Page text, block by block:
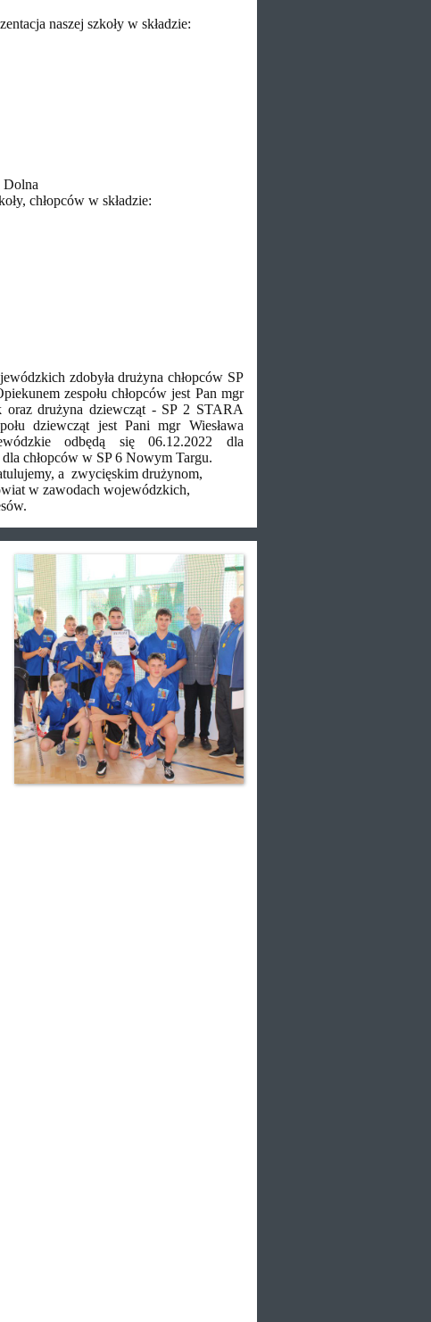
naszej szkoły w składzie:
Dolna
chłopców w składzie:
zdobyła drużyna chłopców SP
zespołu chłopców jest Pan mgr
oraz drużyna dziewcząt - SP 2 STARA
dziewcząt jest Pani mgr Wiesława
odbędą się 06.12.2022 dla
chłopców w SP 6 Nowym Targu.
a zwycięskim drużynom,
w zawodach wojewódzkich,